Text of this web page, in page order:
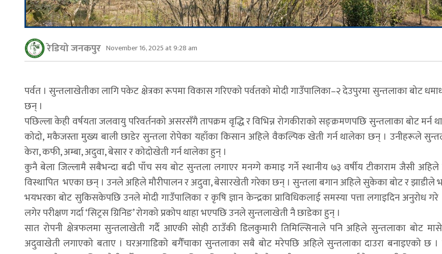
रेडियो जनकपुर November 16, 2025 at 9:28 am
पर्वत । सुन्तलाखेतीका लागि पकेट क्षेत्रका रूपमा विकास गरिएको पर्वतको मोदी गाउँपालिका–२ देउपुरमा सुन्तलाका बोट
छन् ।
पछिल्ला केही वर्षयता जलवायु परिवर्तनको असरसँगै तापक्रम वृद्धि र विभिन्न रोगकीराको सङ्क्रमणपछि सुन्तलाका बोट मर्न
कोदो, मकैजस्ता मुख्य बाली छाडेर सुन्तला रोपेका यहाँका किसान अहिले वैकल्पिक खेती गर्न थालेका छन् । उनीहरूले
केरा, कफी, अम्बा, अदुवा, बेसार र कोदोखेती गर्न थालेका हुन् ।
कुनै बेला जिल्लामै सबैभन्दा बढी पाँच सय बोट सुन्तला लगाएर मनग्गे कमाइ गर्ने स्थानीय ७३ वर्षीय टीकाराम जैसी
विस्थापित भएका छन् । उनले अहिले मौरीपालन र अदुवा, बेसारखेती गरेका छन् । सुन्तला बगान अहिले सुकेका बोट र झाडीले
भयभरका बोट सुकिसकेपछि उनले मोदी गाउँपालिका र कृषि ज्ञान केन्द्रका प्राविधिकलाई समस्या पत्ता लगाइदिन अनुरोध
लगेर परीक्षण गर्दा ‘सिट्रस ग्रिनिङ’ रोगको प्रकोप थाहा भएपछि उनले सुन्तलाखेती नै छाडेका हुन् ।
सात रोपनी क्षेत्रफलमा सुन्तलाखेती गर्दै आएकी सोही ठाउँकी डिलकुमारी तिमिल्सिनाले पनि अहिले सुन्तलाका बोट
अदुवाखेती लगाएको बताए । घरअगाडिको बगैँचाका सुन्तलाका सबै बोट मरेपछि अहिले सुन्तलाका दाउरा बनाइएको छ